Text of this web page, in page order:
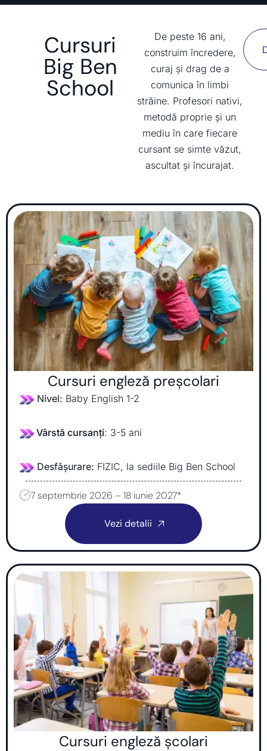
Cursuri
Big Ben
School
De peste 16 ani,
construim încredere,
curaj și drag de a
comunica în limbi
străine. Profesori nativi,
metodă proprie și un
mediu în care fiecare
cursant se simte văzut,
ascultat și încurajat.
Cursuri engleză preșcolari
Nivel: Baby English 1-2
Vârstă cursanți: 3-5 ani
Desfășurare: FIZIC, la sediile Big Ben School
7 septembrie 2026 – 18 iunie 2027*
Vezi detalii
Cursuri engleză școlari